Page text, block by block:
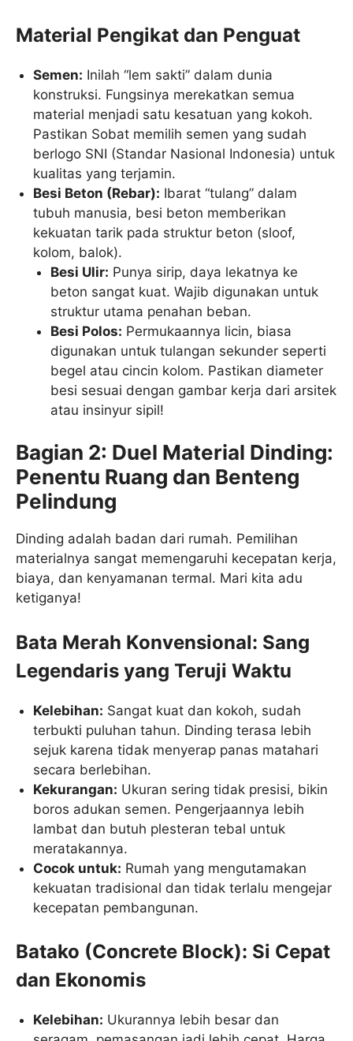
Material Pengikat dan Penguat
Semen: Inilah “lem sakti” dalam dunia
konstruksi. Fungsinya merekatkan semua
material menjadi satu kesatuan yang kokoh.
Pastikan Sobat memilih semen yang sudah
berlogo SNI (Standar Nasional Indonesia) untuk
kualitas yang terjamin.
Besi Beton (Rebar): Ibarat “tulang” dalam
tubuh manusia, besi beton memberikan
kekuatan tarik pada struktur beton (sloof,
kolom, balok).
Besi Ulir: Punya sirip, daya lekatnya ke
beton sangat kuat. Wajib digunakan untuk
struktur utama penahan beban.
Besi Polos: Permukaannya licin, biasa
digunakan untuk tulangan sekunder seperti
begel atau cincin kolom. Pastikan diameter
besi sesuai dengan gambar kerja dari arsitek
atau insinyur sipil!
Bagian 2: Duel Material Dinding:
Penentu Ruang dan Benteng
Pelindung
Dinding adalah badan dari rumah. Pemilihan
materialnya sangat memengaruhi kecepatan kerja,
biaya, dan kenyamanan termal. Mari kita adu
ketiganya!
Bata Merah Konvensional: Sang
Legendaris yang Teruji Waktu
Kelebihan: Sangat kuat dan kokoh, sudah
terbukti puluhan tahun. Dinding terasa lebih
sejuk karena tidak menyerap panas matahari
secara berlebihan.
Kekurangan: Ukuran sering tidak presisi, bikin
boros adukan semen. Pengerjaannya lebih
lambat dan butuh plesteran tebal untuk
meratakannya.
Cocok untuk: Rumah yang mengutamakan
kekuatan tradisional dan tidak terlalu mengejar
kecepatan pembangunan.
Batako (Concrete Block): Si Cepat
dan Ekonomis
Kelebihan: Ukurannya lebih besar dan